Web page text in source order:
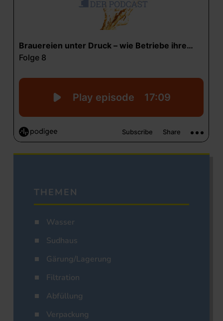
THEMEN
Wasser
Sudhaus
Gärung/Lagerung
Filtration
Abfüllung
Verpackung